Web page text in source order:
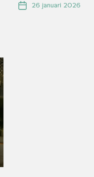
26 januari 2026